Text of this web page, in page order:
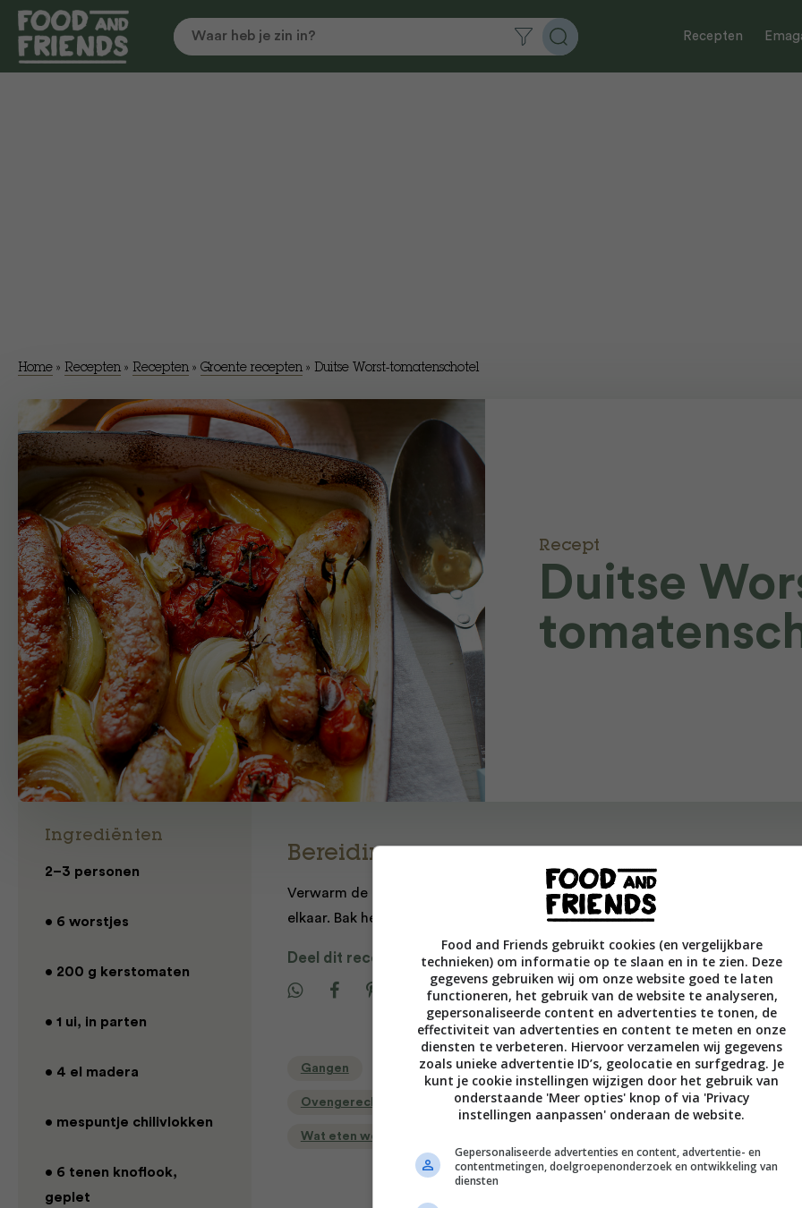
Recepten
Home » Recepten » Recepten » Groente recepten » Duitse Worst-tomatenschotel
Recept
Duitse
Ingrediënten
2–3 personen
• 6 worstjes
• 200 g kerstomaten
• 1 ui, in parten
• 4 el madera
• mespuntje chilivlokken
• 6 tenen knoflook,
geplet
Bereiding
Verwarm de oven voor op 200 ºC. Schep alle ingrediënten in een braadslee
elkaar. Bak het gerecht 30–40 minuten,
Deel dit recept
Bewaar
Gangen Groente recepten Hoofdgerecht Lente recepten
Ovengerechten Recept van de dag Recepten Vlees
Wat eten we vandaag?
Food and Friends gebruikt cookies (en vergelijkbare
technieken) om informatie op te slaan en in te zien. Deze
gegevens gebruiken wij om onze website goed te laten
functioneren, het gebruik van de website te analyseren,
gepersonaliseerde content en advertenties te tonen, de
effectiviteit van advertenties en content te meten en onze
diensten te verbeteren. Hiervoor verzamelen wij gegevens
zoals unieke advertentie ID’s, geolocatie en surfgedrag. Je
kunt je cookie instellingen wijzigen door het gebruik van
onderstaande 'Meer opties' knop of via 'Privacy
instellingen aanpassen' onderaan de website.
Gepersonaliseerde advertenties en content, advertentie- en
contentmetingen, doelgroepenonderzoek en ontwikkeling van
diensten